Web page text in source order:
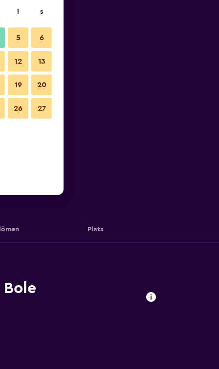
Plats
s
5 6
12 13
19 20
26 27